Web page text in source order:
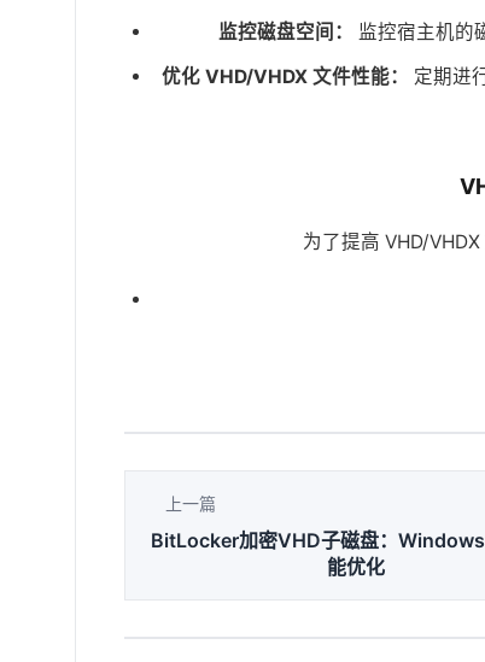
监控磁盘空间：
监控宿主机的
优化 VHD/VHDX 文件性能：
定期进
为了提高 VHD/
上一篇
BitLocker加密VHD子磁盘：
能优化